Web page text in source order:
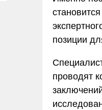
позиции
проводят